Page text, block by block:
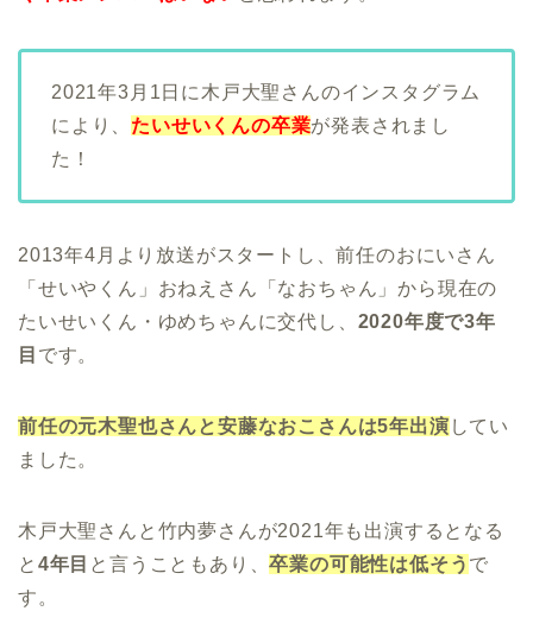
2021年3月1日に木戸大聖さんのインスタグラム
により、 たいせいくんの卒業が発表されまし
た！
2013年4月より放送がスタートし、前任のおにいさん
「せいやくん」おねえさん「なおちゃん」から現在の
たいせいくん・ゆめちゃんに交代し、 2020年度で3年
目 です。
前任の元木聖也さんと安藤なおこさんは5年出演 してい
ました。
木戸大聖さんと竹内夢さんが2021年も出演するとなる
と 4年目 と言うこともあり、卒業の可能性は低そう で
す。